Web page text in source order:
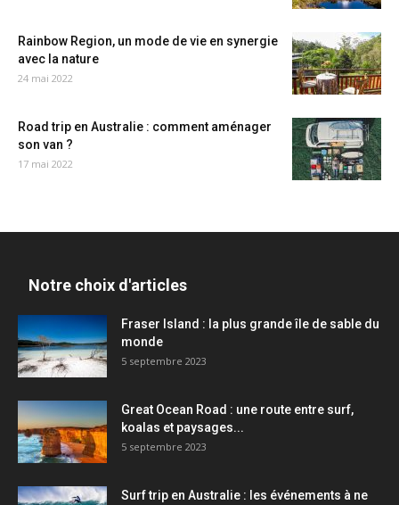
Rainbow Region, un mode de vie en synergie
avec la nature
24 mai 2022
Road trip en Australie : comment aménager
son van ?
17 mai 2022
Notre choix d'articles
Fraser Island : la plus grande île de sable du
monde
5 septembre 2023
Great Ocean Road : une route entre surf,
koalas et paysages...
5 septembre 2023
Surf trip en Australie : les événements à ne